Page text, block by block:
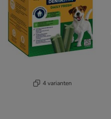
4 varianten